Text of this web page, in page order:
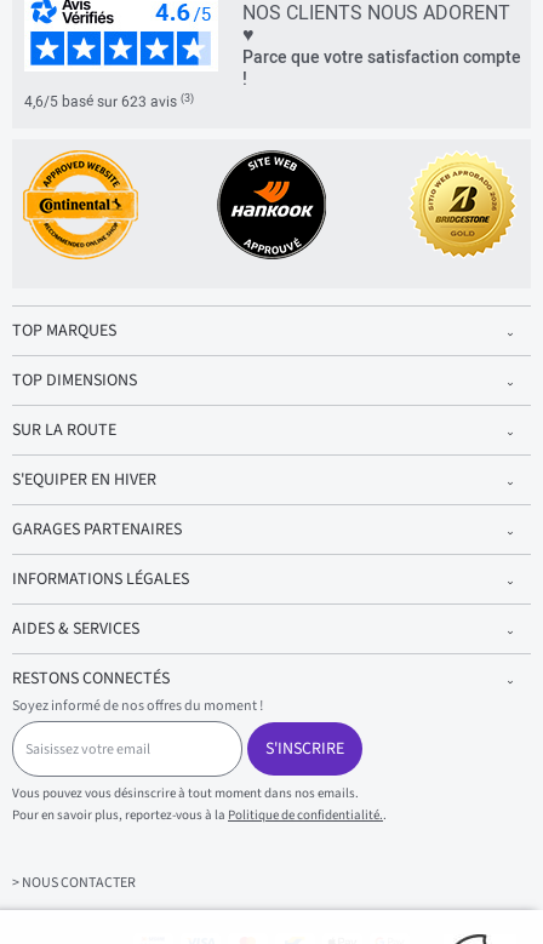
NOS CLIENTS NOUS ADORENT
♥
Parce que votre satisfaction compte
!
4,6/5 basé sur 623 avis (3)
TOP MARQUES
TOP DIMENSIONS
SUR LA ROUTE
S'EQUIPER EN HIVER
GARAGES PARTENAIRES
INFORMATIONS LÉGALES
AIDES & SERVICES
RESTONS CONNECTÉS
Soyez informé de nos offres du moment !
S
a
i
s
i
s
z
v
S'INSCRIRE
Vous pouvez vous désinscrire à tout moment dans nos emails.
Pour en savoir plus, reportez-vous à la Politique de confidentialité..
> NOUS CONTACTER